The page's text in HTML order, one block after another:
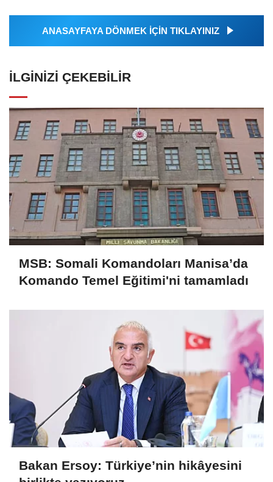
ANASAYFAYA DÖNMEK İÇİN TIKLAYINIZ
İLGINIZI ÇEKEBILIR
MSB: Somali Komandoları Manisa’da
Komando Temel Eğitimi'ni tamamladı
Bakan Ersoy: Türkiye’nin hikâyesini